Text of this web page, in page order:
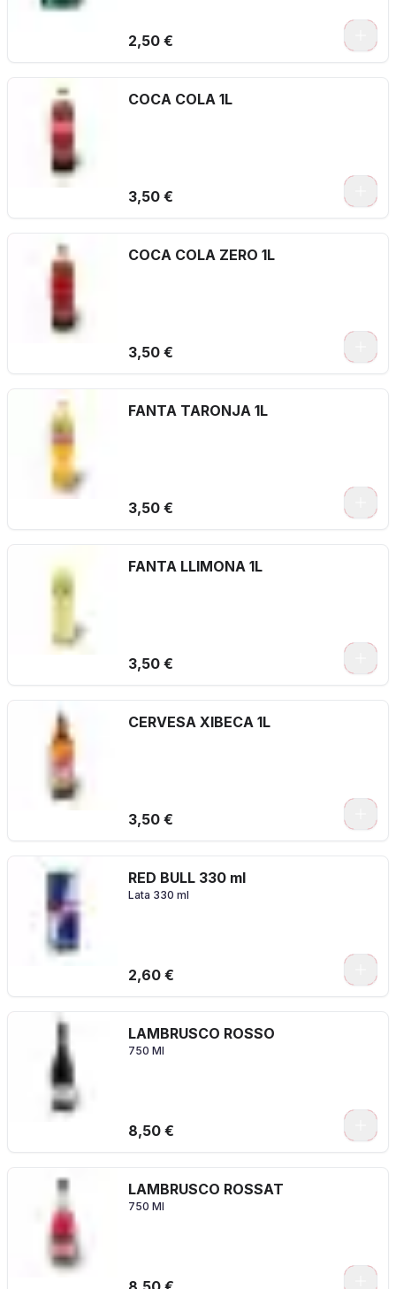
2,50 €
COCA COLA 1L
3,50 €
COCA COLA ZERO 1L
3,50 €
FANTA TARONJA 1L
3,50 €
FANTA LLIMONA 1L
3,50 €
CERVESA XIBECA 1L
3,50 €
RED BULL 330 ml
Lata 330 ml
2,60 €
LAMBRUSCO ROSSO
750 Ml
8,50 €
LAMBRUSCO ROSSAT
750 Ml